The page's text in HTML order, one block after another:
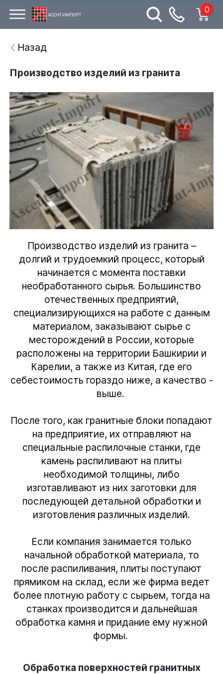
0
Назад
Производство изделий из гранита
Производство изделий из гранита –
долгий и трудоемкий процесс, который
начинается с момента поставки
необработанного сырья. Большинство
отечественных предприятий,
специализирующихся на работе с данным
материалом, заказывают сырье с
месторождений в России, которые
расположены на территории Башкирии и
Карелии, а также из Китая, где его
себестоимость гораздо ниже, а качество -
выше.
После того, как гранитные блоки попадают
на предприятие, их отправляют на
специальные распилочные станки, где
камень распиливают на плиты
необходимой толщины, либо
изготавливают из них заготовки для
последующей детальной обработки и
изготовления различных изделий.
Если компания занимается только
начальной обработкой материала, то
после распиливания, плиты поступают
прямиком на склад, если же фирма ведет
более плотную работу с сырьем, тогда на
станках производится и дальнейшая
обработка камня и придание ему нужной
формы.
Обработка поверхностей гранитных